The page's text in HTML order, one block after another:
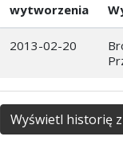
wytworzenia
2013-02-20
Wyświetl historię